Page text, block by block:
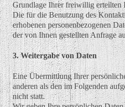
Grundlage Ihrer freiwillig
Die für die Benutzung des
erhobenen personenbezogenen
der von Ihnen gestellten Anfrage
3. Weitergabe von Daten
Eine Übermittlung Ihrer
anderen als den im Folgenden
nicht statt.